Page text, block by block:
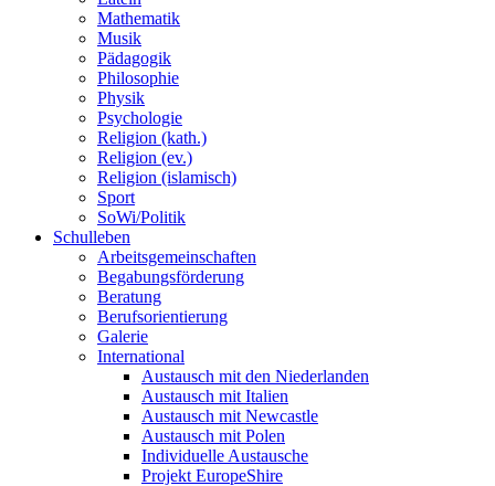
Mathematik
Musik
Pädagogik
Philosophie
Physik
Psychologie
Religion (kath.)
Religion (ev.)
Religion (islamisch)
Sport
SoWi/Politik
Schulleben
Arbeitsgemeinschaften
Begabungsförderung
Beratung
Berufsorientierung
Galerie
International
Austausch mit den Niederlanden
Austausch mit Italien
Austausch mit Newcastle
Austausch mit Polen
Individuelle Austausche
Projekt EuropeShire